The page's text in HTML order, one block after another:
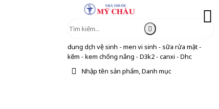
dung dịch vệ sinh - men vi sinh - sữa rửa mặt -
kẽm - kem chống nắng - D3k2 - canxi - Dhc
Nhập tên sản phẩm, Danh mục